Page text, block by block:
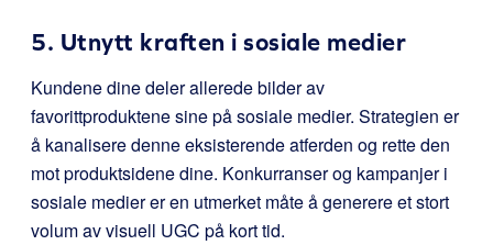
5. Utnytt kraften i sosiale medier
Kundene dine deler allerede bilder av
favorittproduktene sine på sosiale medier. Strategien er
å kanalisere denne eksisterende atferden og rette den
mot produktsidene dine. Konkurranser og kampanjer i
sosiale medier er en utmerket måte å generere et stort
volum av visuell UGC på kort tid.